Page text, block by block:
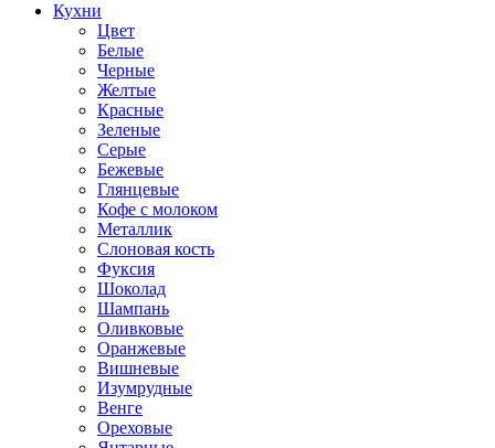
Кухни
Цвет
Белые
Черные
Желтые
Красные
Зеленые
Серые
Бежевые
Глянцевые
Кофе с молоком
Металлик
Слоновая кость
Фуксия
Шоколад
Шампань
Оливковые
Оранжевые
Вишневые
Изумрудные
Венге
Ореховые